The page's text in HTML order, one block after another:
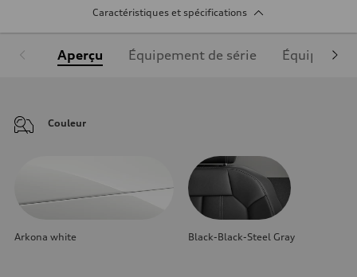
Caractéristiques et spécifications
Aperçu Équipement de série
Couleur
Arkona white Black-Black-Steel Gray